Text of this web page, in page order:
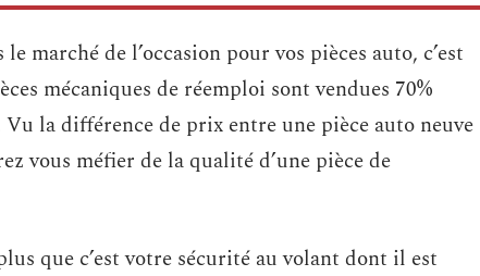
marché de l’occasion pour vos pièces auto, c’est
mécaniques de réemploi sont vendues 70%
la différence de prix entre une pièce auto neuve
vous méfier de la qualité d’une pièce de
que c’est votre sécurité au volant dont il est